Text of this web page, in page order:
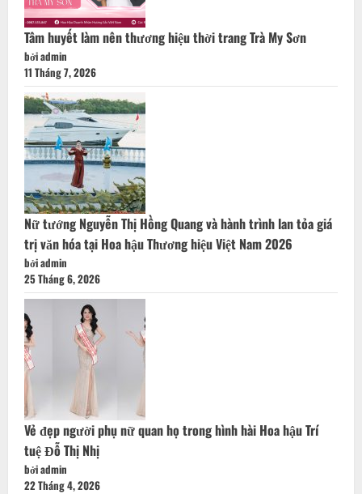
Tâm huyết làm nên thương hiệu thời trang Trà My Sơn
bởi admin
11 Tháng 7, 2026
Nữ tướng Nguyễn Thị Hồng Quang và hành trình lan tỏa giá
trị văn hóa tại Hoa hậu Thương hiệu Việt Nam 2026
bởi admin
25 Tháng 6, 2026
Vẻ đẹp người phụ nữ quan họ trong hình hài Hoa hậu Trí
tuệ Đỗ Thị Nhị
bởi admin
22 Tháng 4, 2026